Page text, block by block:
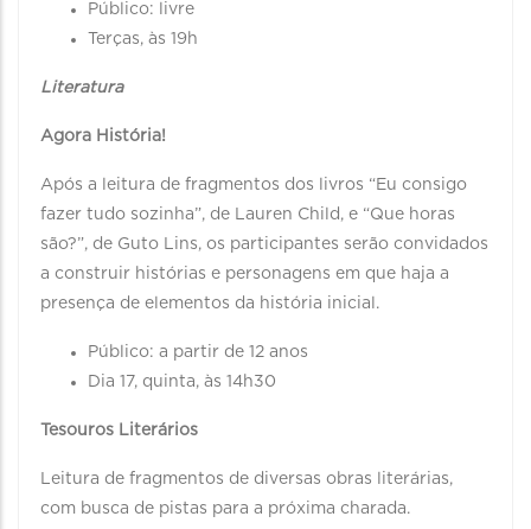
Público: livre
Terças, às 19h
Literatura
Agora História!
Após a leitura de fragmentos dos livros “Eu consigo
fazer tudo sozinha”, de Lauren Child, e “Que horas
são?”, de Guto Lins, os participantes serão convidados
a construir histórias e personagens em que haja a
presença de elementos da história inicial.
Público: a partir de 12 anos
Dia 17, quinta, às 14h30
Tesouros Literários
Leitura de fragmentos de diversas obras literárias,
com busca de pistas para a próxima charada.